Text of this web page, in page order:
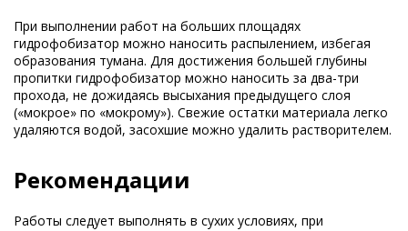
При выполнении работ на больших площадях
гидрофобизатор можно наносить распылением, избегая
образования тумана. Для достижения большей глубины
пропитки гидрофобизатор можно наносить за два-три
прохода, не дожидаясь высыхания предыдущего слоя
(«мокрое» по «мокрому»). Свежие остатки материала легко
удаляются водой, засохшие можно удалить растворителем.
Рекомендации
Работы следует выполнять в сухих условиях, при